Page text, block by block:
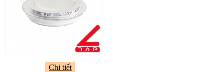
Chi tiết